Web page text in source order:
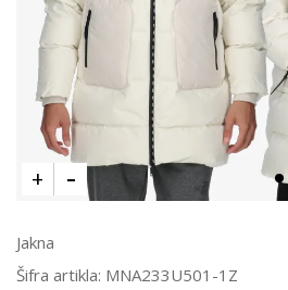
Jakna
Šifra artikla: MNA233U501-1Z